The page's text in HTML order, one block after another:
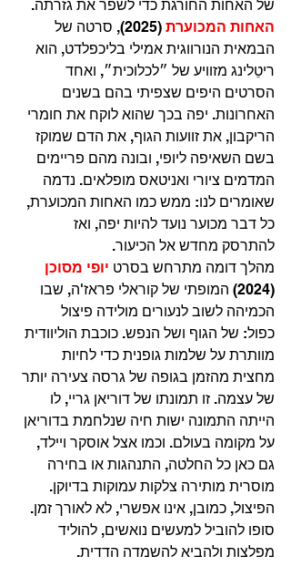
של האחות החורגת כדי לשפר את גזרתה.
האחות המכוערת
(2025), סרטה של
הבמאית הנורווגית אמילי בליכפלדט, הוא
ריטֵלינג מזוויע של ״לכלוכית״, ואחד
הסרטים היפים שצפיתי בהם בשנים
האחרונות. יפה בכך שהוא לוקח את חומרי
הריקבון, את זוועות הגוף, את הדם שמוקז
בשם השאיפה ליופי, ובונה מהם פריימים
המדמים ציורי ואניטאס מופלאים. נדמה
שאומרים לנו: ממש כמו האחות המכוערת,
כל דבר מכוער נועד להיות יפה, ואז
להתרסק מחדש אל הכיעור.
מהלך דומה מתרחש בסרט יופי מסוכן
(2024) המופתי של קוראלי פראז'ה, שבו
הכמיהה לשוב לנעורים מולידה פיצול
כפול: של הגוף ושל הנפש. כוכבת הוליוודית
מוותרת על שלמות גופנית כדי לחיות
מחצית מהזמן בגופה של גרסה צעירה יותר
של עצמה. זו תמונתו של דוריאן גריי, לו
הייתה התמונה ישות חיה שנלחמת בדוריאן
על מקומה בעולם. וכמו אצל אוסקר ויילד,
גם כאן כל החלטה, התנהגות או בחירה
מוסרית מותירה צלקות עמוקות בדיוקן.
הפיצול, כמובן, אינו אפשרי, לא לאורך זמן.
סופו להוביל למעשים נואשים, להוליד
מפלצות ולהביא להשמדה הדדית.